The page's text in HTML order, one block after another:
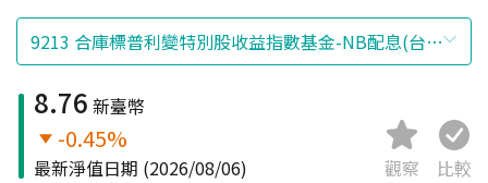
8.76 新臺幣
-0.45%
最新淨值日期 (2026/08/06) 觀察 比較